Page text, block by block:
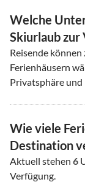
Welche
Skiurlaub zur
Reisende
Ferienhäusern
Privatsphäre
Wie viele
Destination
Aktuell stehen 6
Verfügung.